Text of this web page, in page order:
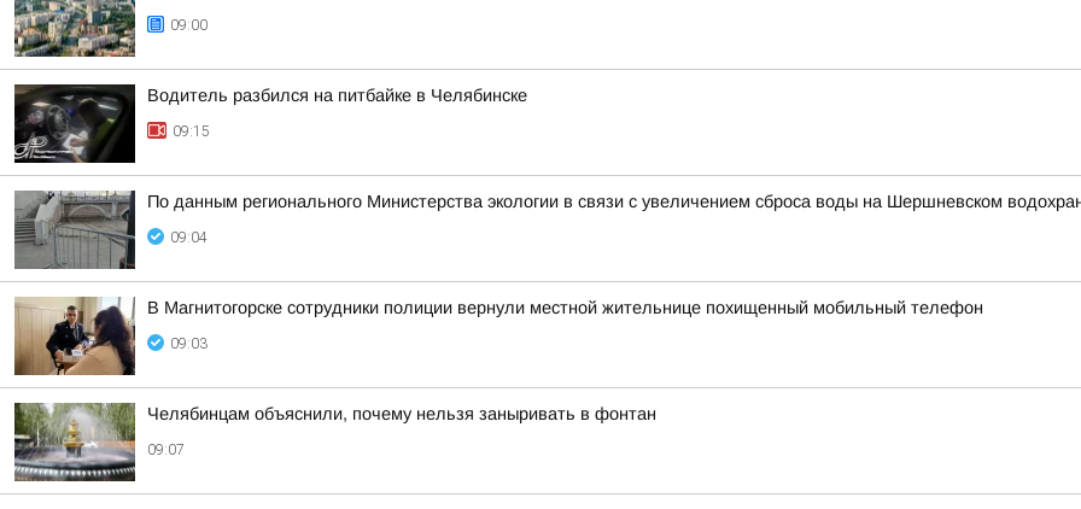
09:00
Водитель разбился на питбайке в Челябинске
09:15
По данным регионального Министерства экологии в связи с увеличением сброса воды на Шершневском
09:04
В Магнитогорске сотрудники полиции вернули местной жительнице похищенный мобильный телефон
09:03
Челябинцам объяснили, почему нельзя заныривать в фонтан
09:07